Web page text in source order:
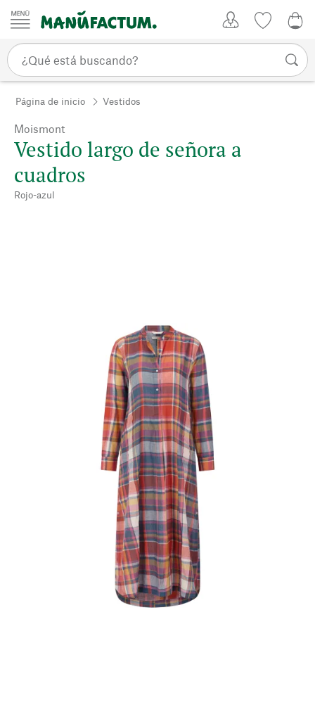
Ir al contenido
Página de inicio Vestidos
Moismont
Vestido largo de señora a
cuadros
Rojo-azul